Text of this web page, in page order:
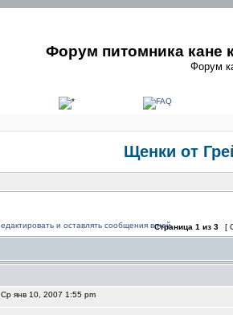
Форум питомника кане
Форум
Щенки от
Страница 1 из 3 [
Ср янв 10, 2007 1:55 pm